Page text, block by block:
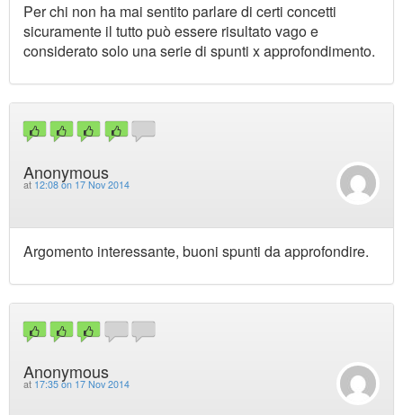
Per chi non ha mai sentito parlare di certi concetti
sicuramente il tutto può essere risultato vago e
considerato solo una serie di spunti x approfondimento.
Anonymous
at 12:08 on 17 Nov 2014
Argomento interessante, buoni spunti da approfondire.
Anonymous
at 17:35 on 17 Nov 2014